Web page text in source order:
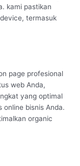
kami pastikan
termasuk
page profesional
web Anda,
yang optimal
online bisnis Anda.
organic